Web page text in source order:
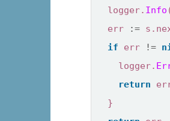
logger. Info
err
:= s .
if
err !=
logger.
return
}